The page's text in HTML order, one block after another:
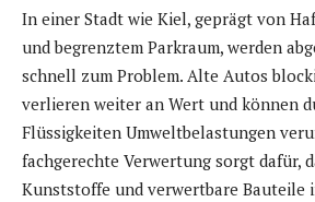
In einer Stadt wie Kiel, geprägt von
und begrenztem Parkraum, werden
schnell zum Problem. Alte Autos
verlieren weiter an Wert und können
Flüssigkeiten Umweltbelastungen
fachgerechte Verwertung sorgt dafür,
Kunststoffe und verwertbare Bauteile